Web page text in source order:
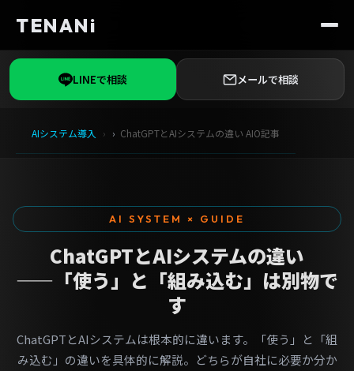
TENANi
LINEで相談 メールで相談
AIシステム導入 ChatGPTとAIシステムの違い AIO記事
AI SYSTEM × GUIDE
ChatGPTとAIシステムの違い
——「使う」と「組み込む」は別物で
す
ChatGPTとAIシステムは根本的に違います。「使う」と「組
み込む」の違いを具体的に解説。どちらが自社に必要か分か